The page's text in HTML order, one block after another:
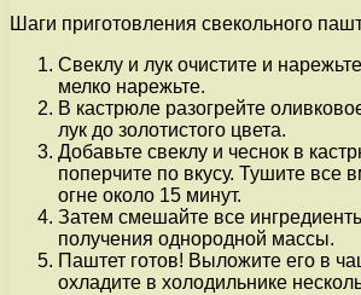
Шаги приготовления свекольного
Свеклу и лук очистите и
мелко нарежьте.
В кастрюле разогрейте
лук до золотистого цвета.
Добавьте свеклу и чеснок в
поперчите по вкусу. Тушите все
огне около 15 минут.
Затем смешайте все
получения однородной массы.
Паштет готов! Выложите его в
охладите в холодильнике